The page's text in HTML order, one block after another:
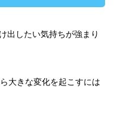
出したい気持ちが強まり
大きな変化を起こすには